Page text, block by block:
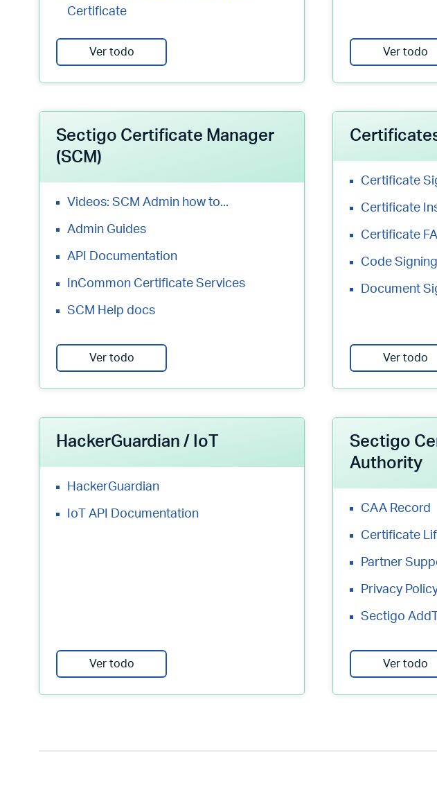
Certificate
Ver todo Ver todo
Sectigo Certificate Manager
(SCM)
Videos: SCM Admin how to...
Admin Guides
API Documentation
InCommon Certificate Services
SCM Help docs
Ver todo
Certificate
Certificate
Certificate
Code Signing
Document
Ver todo
HackerGuardian / IoT
HackerGuardian
IoT API Documentation
Ver todo
Sectigo
Authority
CAA Record
Certificate
Partner
Privacy
Sectigo
Ver todo